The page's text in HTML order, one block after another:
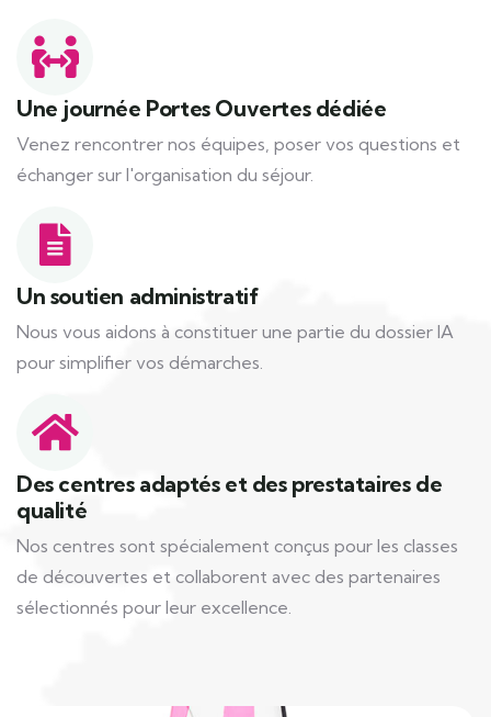
Une journée Portes Ouvertes dédiée
Venez rencontrer nos équipes, poser vos questions et
échanger sur l'organisation du séjour.
Un soutien administratif
Nous vous aidons à constituer une partie du dossier IA
pour simplifier vos démarches.
Des centres adaptés et des prestataires de
qualité
Nos centres sont spécialement conçus pour les classes
de découvertes et collaborent avec des partenaires
sélectionnés pour leur excellence.